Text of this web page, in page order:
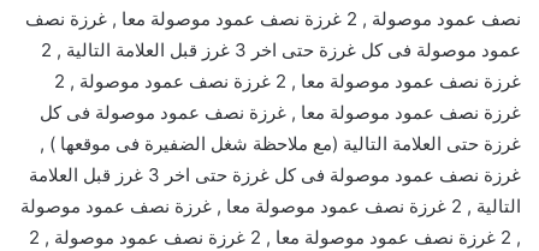
نصف عمود موصولة , 2 غرزة نصف عمود موصولة معا , غرزة نصف
عمود موصولة فى كل غرزة حتى اخر 3 غرز قبل العلامة التالية , 2
غرزة نصف عمود موصولة معا , 2 غرزة نصف عمود موصولة , 2
غرزة نصف عمود موصولة معا , غرزة نصف عمود موصولة فى كل
غرزة حتى العلامة التالية (مع ملاحظة شغل الضفيرة فى موقعها ) ,
غرزة نصف عمود موصولة فى كل غرزة حتى اخر 3 غرز قبل العلامة
التالية , 2 غرزة نصف عمود موصولة معا , غرزة نصف عمود موصولة
, 2 غرزة نصف عمود موصولة معا , 2 غرزة نصف عمود موصولة , 2